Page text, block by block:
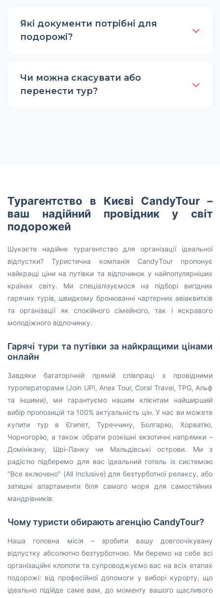
Які документи потрібні для
подорожі?
Чи можна скасувати або
перенести тур?
Турагентство в Києві CandyTour –
ваш надійний провідник у світ
подорожей
Шукаєте надійне турагентство для організації ідеальної
відпустки? Туристична компанія CandyTour пропонує
найкращі ціни на путівки та відпочинок у найпопулярніших
країнах світу. Ми спеціалізуємося на підборі вигідних
гарячих турів, швидкому бронюванні чартерних авіаквитків
та організації як спокійного сімейного, так і яскравого
молодіжного відпочинку.
Гарячі тури та путівки за найкращими цінами
онлайн
Завдяки багаторічній прямій співпраці з провідними
туроператорами (Join UP!, Anex Tour, Coral Travel, TPG, Альф
та іншими), ми гарантуємо нашим клієнтам найширший
вибір пропозицій та 100% актуальність цін. У нас ви можете
купити тур в Єгипет, Туреччину, Болгарію, Хорватію,
Чорногорію, а також обрати розкішні екзотичні напрямки –
Домінікану, Шрі-Ланку чи Мальдівські острови. Ми з
радістю підберемо для вас ідеальний готель із системою
"Все включено" (All Inclusive) для безтурботної релаксу, або
затишні апартаменти біля самого моря для самостійних
мандрівників.
Чому туристи обирають агенцію CandyTour?
Наша головна місія – зробити вашу довгоочікувану
відпустку абсолютно безтурботною. Ми беремо на себе всі
організаційні клопоти та супроводжуємо вас на всіх етапах
подорожі: від професійної допомоги у виборі курорту, що
ідеально підійде саме вам, до моменту вашого щасливого